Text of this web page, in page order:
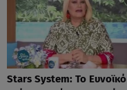
Stars System: Το Ευνοϊκό